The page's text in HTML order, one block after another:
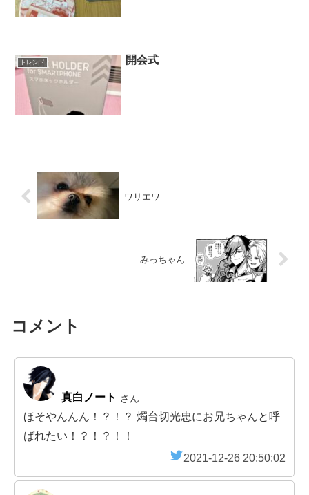
トレンド 開会式
ワリエワ
みっちゃん
コメント
真白ノート さん
ほそやんんん！？！？ 燭台切光忠にお兄ちゃんと呼
ばれたい！？！？！！
2021-12-26 20:50:02